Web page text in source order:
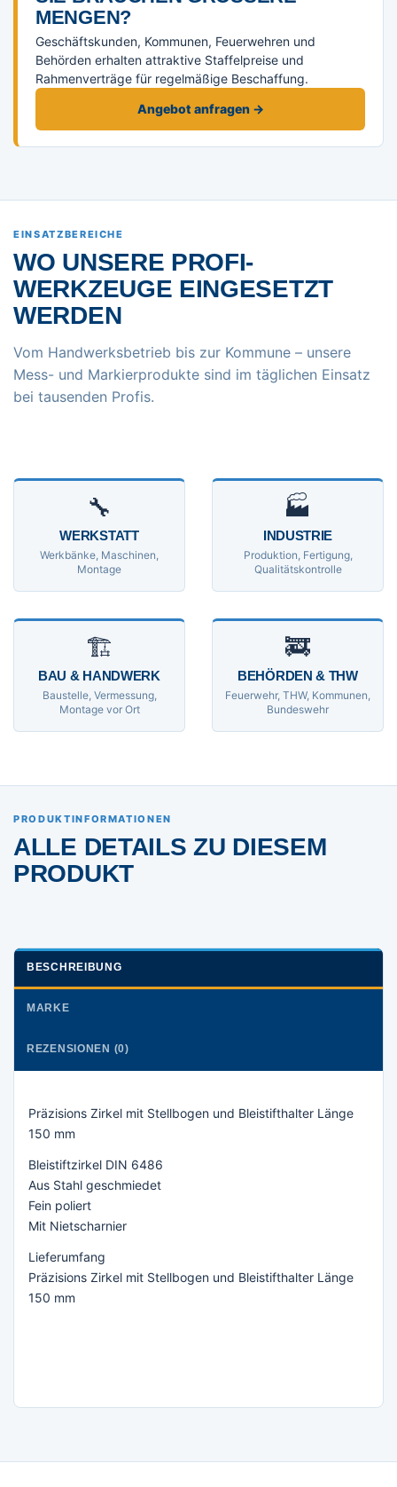
ENGEN?
Geschäftskunden, Kommunen, Feuerwehren und
Behörden erhalten attraktive Staffelpreise und
Rahmenverträge für regelmäßige Beschaffung.
Angebot anfragen →
EINSATZBEREICHE
WO UNSERE PROFI-
WERKZEUGE EINGESETZT
WERDEN
Vom Handwerksbetrieb bis zur Kommune – unsere
Mess- und Markierprodukte sind im täglichen Einsatz
bei tausenden Profis.
🔧
WERKSTATT
Werkbänke, Maschinen,
Montage
🏭
INDUSTRIE
Produktion, Fertigung,
Qualitätskontrolle
🏗
BAU & HANDWERK
Baustelle, Vermessung,
Montage vor Ort
🚒
BEHÖRDEN & THW
Feuerwehr, THW, Kommunen,
Bundeswehr
PRODUKTINFORMATIONEN
ALLE DETAILS ZU DIESEM
PRODUKT
BESCHREIBUNG
MARKE
REZENSIONEN (0)
Präzisions Zirkel mit Stellbogen und Bleistifthalter Länge
150 mm
Bleistiftzirkel DIN 6486
Aus Stahl geschmiedet
Fein poliert
Mit Nietscharnier
Lieferumfang
Präzisions Zirkel mit Stellbogen und Bleistifthalter Länge
150 mm